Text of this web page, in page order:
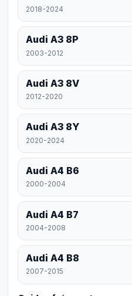
2018-2024
Audi A3 8P
2003-2012
Audi A3 8V
2012-2020
Audi A3 8Y
2020-2024
Audi A4 B6
2000-2004
Audi A4 B7
2004-2008
Audi A4 B8
2007-2015